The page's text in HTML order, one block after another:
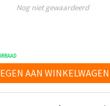
Nog niet gewaardeerd
AAN WINKELWAGEN